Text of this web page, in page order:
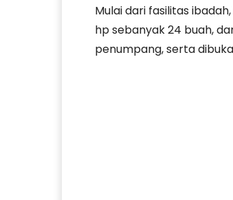
Mulai dari fasilitas
hp sebanyak 24 buah,
penumpang, serta